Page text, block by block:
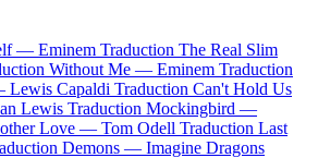
— Eminem Traduction The Real Slim
Without Me — Eminem Traduction
Lewis Capaldi Traduction Can't Hold Us
Lewis Traduction Mockingbird —
Love — Tom Odell Traduction Last
Demons — Imagine Dragons